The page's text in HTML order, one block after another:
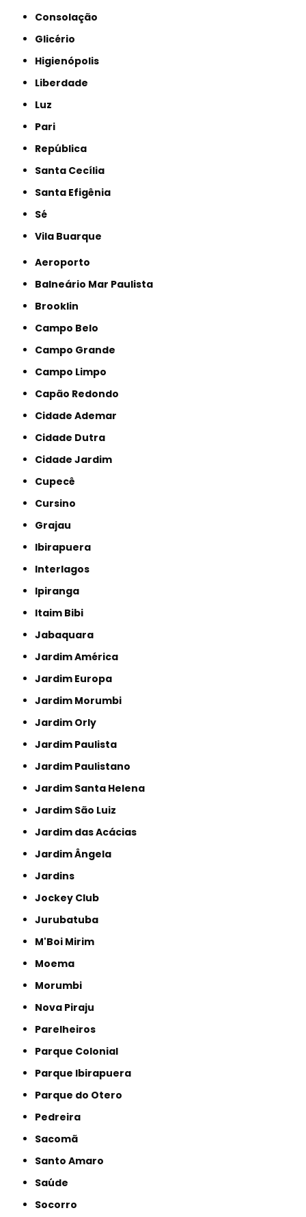
Consolação
Glicério
Higienópolis
Liberdade
Luz
Pari
República
Santa Cecília
Santa Efigênia
Sé
Vila Buarque
Aeroporto
Balneário Mar Paulista
Brooklin
Campo Belo
Campo Grande
Campo Limpo
Capão Redondo
Cidade Ademar
Cidade Dutra
Cidade Jardim
Cupecê
Cursino
Grajau
Ibirapuera
Interlagos
Ipiranga
Itaim Bibi
Jabaquara
Jardim América
Jardim Europa
Jardim Morumbi
Jardim Orly
Jardim Paulista
Jardim Paulistano
Jardim Santa Helena
Jardim São Luiz
Jardim das Acácias
Jardim Ângela
Jardins
Jockey Club
Jurubatuba
M'Boi Mirim
Moema
Morumbi
Nova Piraju
Parelheiros
Parque Colonial
Parque Ibirapuera
Parque do Otero
Pedreira
Sacomã
Santo Amaro
Saúde
Socorro